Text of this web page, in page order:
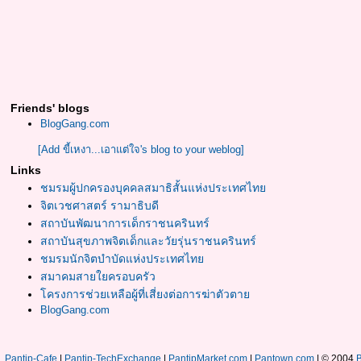
Friends' blogs
BlogGang.com
[Add ขี้เหงา...เอาแต่ใจ's blog to your weblog]
Links
ชมรมผู้ปกครองบุคคลสมาธิสั้นแห่งประเทศไทย
จิตเวชศาสตร์ รามาธิบดี
สถาบันพัฒนาการเด็กราชนครินทร์
สถาบันสุขภาพจิตเด็กและวัยรุ่นราชนครินทร์
ชมรมนักจิตบำบัดแห่งประเทศไทย
สมาคมสายใยครอบครัว
โครงการช่วยเหลือผู้ที่เสี่ยงต่อการฆ่าตัวตาย
BlogGang.com
Pantip-Cafe Pantip-TechExchange PantipMarket.com Pantown.com | © 2004